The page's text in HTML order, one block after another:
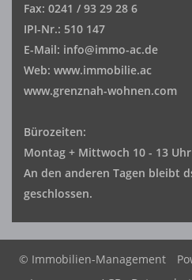
Fax: 0241 / 93 29 28 6
IPI-Nr.: 510 147
E-Mail: info@immo-ac.de
Web: www.immobilie.ac
www.grenznah-wohnen.com
Bürozeiten:
Montag + Mittwoch 10 - 13 Uhr
An den anderen Tagen bleibt
geschlossen.
© Immobilien-Management